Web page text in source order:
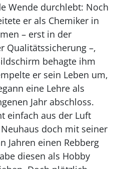
Wende durchlebt: Noch
er als Chemiker in
– erst in der
Qualitätssicherung –,
behagte ihm
er sein Leben um,
eine Lehre als
Jahr abschloss.
einfach aus der Luft
doch mit seiner
Jahren einen Rebberg
diesen als Hobby